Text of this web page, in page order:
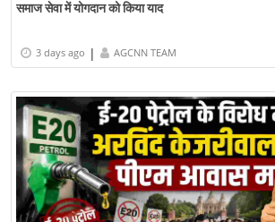
समाज सेवा में योगदान को किया याद
3 days ago | AGCNN TEAM